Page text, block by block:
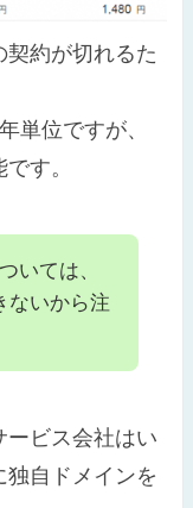
約が切れるた
単位ですが、
す。
いては、
ないから注
ービス会社はい
独自ドメインを